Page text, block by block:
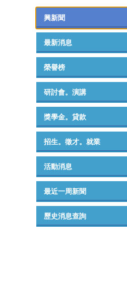
興新聞
最新消息
榮譽榜
研討會。演講
獎學金。貸款
招生。徵才。就業
活動消息
最近一周新聞
歷史消息查詢